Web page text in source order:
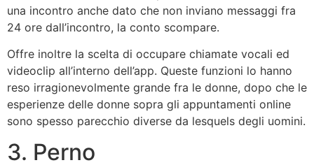
una incontro anche dato che non inviano messaggi fra
24 ore dall’incontro, la conto scompare.
Offre inoltre la scelta di occupare chiamate vocali ed
videoclip all’interno dell’app. Queste funzioni lo hanno
reso irragionevolmente grande fra le donne, dopo che le
esperienze delle donne sopra gli appuntamenti online
sono spesso parecchio diverse da lesquels degli uomini.
3. Perno